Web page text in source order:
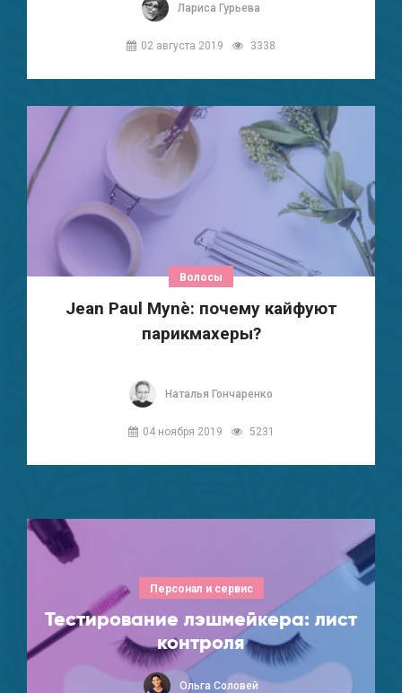
Лариса Гурьева
02 августа 2019 3338
Волосы
Jean Paul Mynè: почему кайфуют
парикмахеры?
Наталья Гончаренко
04 ноября 2019 5231
Персонал и сервис
Тестирование лэшмейкера: лист
контроля
Ольга Соловей